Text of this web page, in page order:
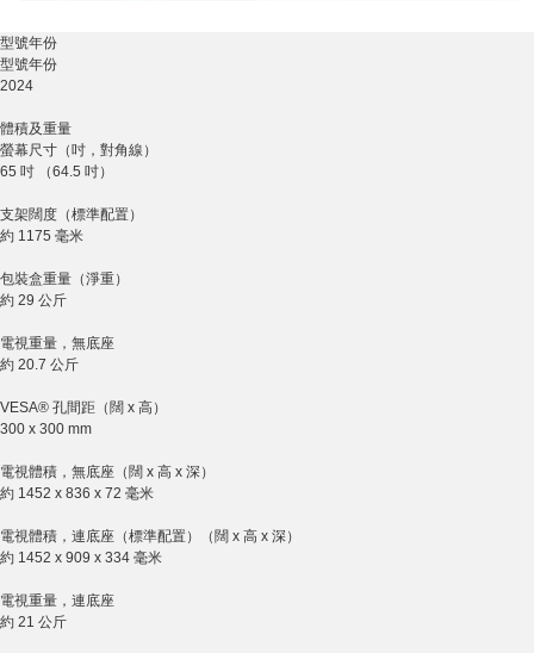
型號年份
型號年份
2024
體積及重量
螢幕尺寸（吋，對角線）
65 吋 （64.5 吋）
支架闊度（標準配置）
約 1175 毫米
包裝盒重量（淨重）
約 29 公斤
電視重量，無底座
約 20.7 公斤
VESA® 孔間距（闊 x 高）
300 x 300 mm
電視體積，無底座（闊 x 高 x 深）
約 1452 x 836 x 72 毫米
電視體積，連底座（標準配置）（闊 x 高 x 深）
約 1452 x 909 x 334 毫米
電視重量，連底座
約 21 公斤